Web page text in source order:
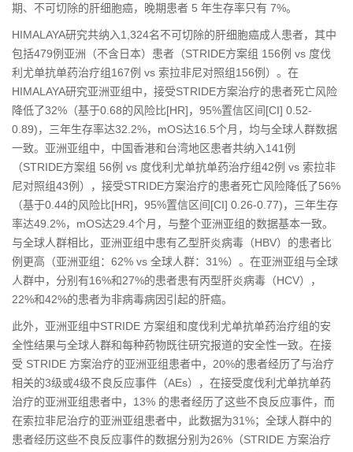
期、不可切除的肝细胞癌，晚期患者 5 年生存率只有 7%。
HIMALAYA研究共纳入1,324名不可切除的肝细胞癌成人患者，其中
包括479例亚洲（不含日本）患者（STRIDE方案组 156例 vs 度伐
利尤单抗单药治疗组167例 vs 索拉非尼对照组156例）。在
HIMALAYA研究亚洲亚组中，接受STRIDE方案治疗的患者死亡风险
降低了32%（基于0.68的风险比[HR]，95%置信区间[CI] 0.52-
0.89)，三年生存率达32.2%，mOS达16.5个月，均与全球人群数据
一致。亚洲亚组中，中国香港和台湾地区患者共纳入141例
（STRIDE方案组 56例 vs 度伐利尤单抗单药治疗组42例 vs 索拉非
尼对照组43例），接受STRIDE方案治疗的患者死亡风险降低了56%
（基于0.44的风险比[HR]，95%置信区间[CI] 0.26-0.77)，三年生存
率达49.2%，mOS达29.4个月，与整个亚洲亚组的数据基本一致。
与全球人群相比，亚洲亚组中患有乙型肝炎病毒（HBV）的患者比
例更高（亚洲亚组：62% vs 全球人群：31%）。在亚洲亚组与全球
人群中，分别有16%和27%的患者患有丙型肝炎病毒（HCV），
22%和42%的患者为非病毒病因引起的肝癌。
此外，亚洲亚组中STRIDE 方案组和度伐利尤单抗单药治疗组的安
全性结果与全球人群和每种药物既往研究报道的安全性一致。在接
受 STRIDE 方案治疗的亚洲亚组患者中，20%的患者经历了与治疗
相关的3级或4级不良反应事件（AEs），在接受度伐利尤单抗单药
治疗的亚洲亚组患者中，13% 的患者经历了这些不良反应事件，而
在索拉非尼治疗的亚洲亚组患者中，此数据为31%；全球人群中的
患者经历这些不良反应事件的数据分别为26%（STRIDE 方案治疗